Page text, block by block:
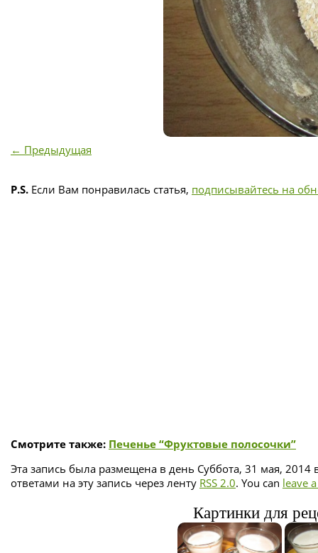
← Предыдущая
P.S. Если Вам понравилась статья, подписывайтесь на
Смотрите также: Печенье “Фруктовые полосочки”
Эта запись была размещена в день Суббота, 31 мая, 2014
ответами на эту запись через ленту RSS 2.0. You can leave
Картинки для